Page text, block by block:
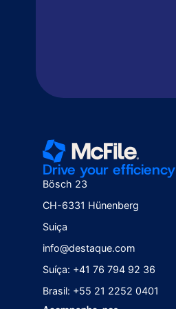
Drive your efficiency
Bösch 23
CH-6331 Hünenberg
Suiça
info@destaque.com
Suíça: +41 76 794 92 36
Brasil: +55 21 2252 0401